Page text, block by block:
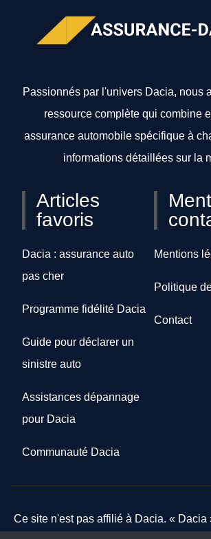
Passionnés par l'univers Dacia, nous
ressource complète qui combine
assurance automobile spécifique à
informations détaillées sur la
Articles
favoris
Dacia : assurance auto
pas cher
Programme fidélité Dacia
Guide pour déclarer un
sinistre auto
Assistances dépannage
pour Dacia
Communauté Dacia
Mentions
Politique
Contact
Ce site n'est pas affilié à Dacia. « Dacia